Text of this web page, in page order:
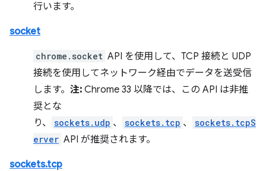
行います。
socket
chrome.socket API を使用して、TCP 接続と UDP
接続を使用してネットワーク経由でデータを送受信
します。 注: Chrome 33 以降では、この API は非推
奨とな
り、
sockets.udp 、 sockets.tcp 、
sockets.tcpS
erver API が推奨されます。
sockets.tcp